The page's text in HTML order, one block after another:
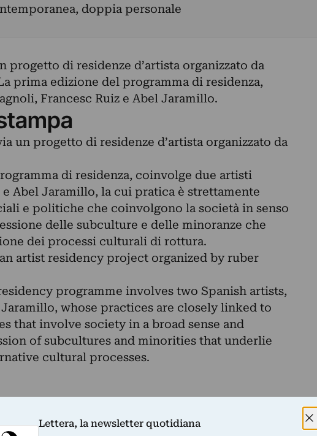
doppia personale
progetto di residenze d’artista organizzato da
prima edizione del programma di residenza,
Francesc Ruiz e Abel Jaramillo.
un progetto di residenze d’artista organizzato da
di residenza, coinvolge due artisti
Abel Jaramillo, la cui pratica è strettamente
e politiche che coinvolgono la società in senso
delle subculture e delle minoranze che
dei processi culturali di rottura.
an artist residency project organized by ruber
programme involves two Spanish artists,
Jaramillo, whose practices are closely linked to
that involve society in a broad sense and
of subcultures and minorities that underlie
cultural processes.
Lettera, la newsletter quotidiana